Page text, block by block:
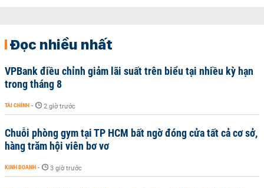
Đọc nhiều nhất
VPBank điều chỉnh giảm lãi suất trên biểu tại nhiều kỳ hạn
trong tháng 8
TÀI CHÍNH - 2 giờ trước
Chuỗi phòng gym tại TP HCM bất ngờ đóng cửa tất cả cơ sở,
hàng trăm hội viên bơ vơ
KINH DOANH - 3 giờ trước